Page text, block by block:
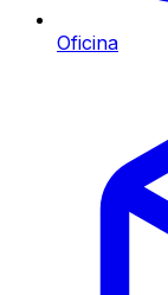
Oficina